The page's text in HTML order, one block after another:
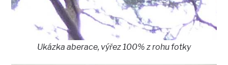
Ukázka aberace, výřez 100% z rohu fotky